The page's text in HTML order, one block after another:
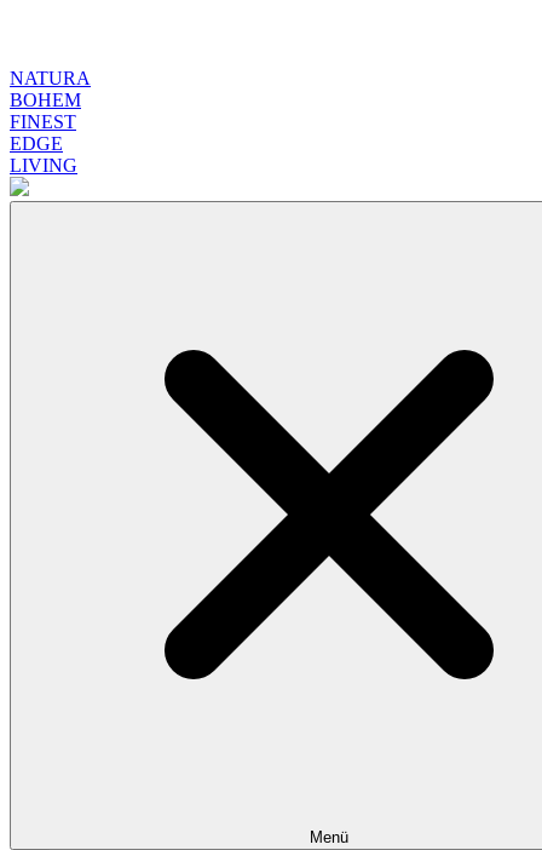
NATURA
BOHEM
FINEST
EDGE
LIVING
Menü